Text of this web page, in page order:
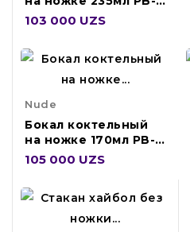
67306
103 000 UZS
Nude
Бокал коктельный
на ножке 170мл PB-
67286
105 000 UZS